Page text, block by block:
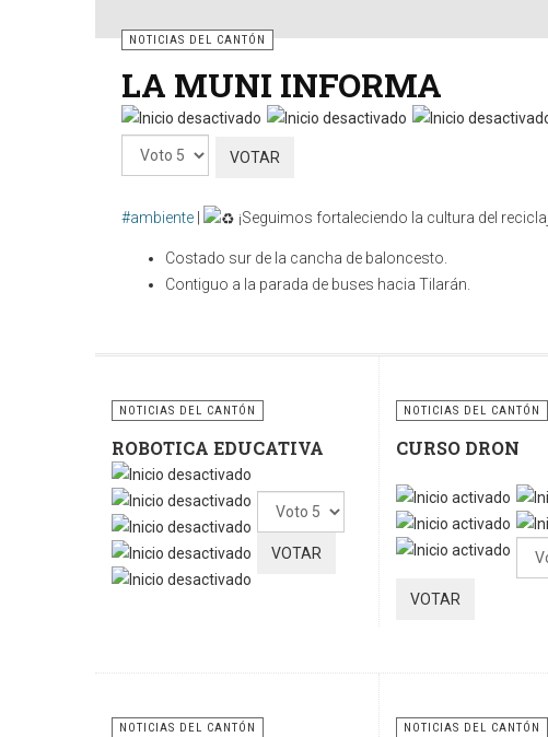
NOTICIAS DEL CANTÓN
LA MUNI INFORMA
Por
favor,
#ambiente | ¡Seguimos fortaleciendo la cultura del
Costado sur de la cancha de baloncesto.
Contiguo a la parada de buses hacia Tilarán.
contenedores y sigamos fomentando la cultura del reciclaje
NOTICIAS DEL CANTÓN
ROBOTICA EDUCATIVA
Por
favor,
vote
NOTICIAS DEL CANTÓN
CURSO DRON
Ratio:5/5
Por
NOTICIAS DEL CANTÓN NOTICIAS DEL CANTÓN